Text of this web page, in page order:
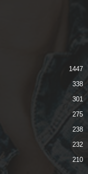
1447
338
301
275
238
232
210